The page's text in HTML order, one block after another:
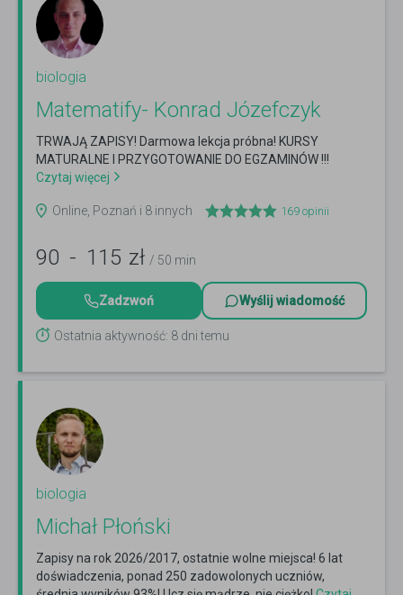
biologia
Matematify- Konrad Józefczyk
TRWAJĄ ZAPISY! Darmowa lekcja próbna! KURSY
MATURALNE I PRZYGOTOWANIE DO EGZAMINÓW !!!
Czytaj więcej
Online, Poznań i 8 innych 169 opinii
90 - 115 zł / 50 min
Zadzwoń Wyślij wiadomość
Ostatnia aktywność: 8 dni temu
biologia
Michał Płoński
Zapisy na rok 2026/2017, ostatnie wolne miejsca! 6 lat
doświadczenia, ponad 250 zadowolonych uczniów,